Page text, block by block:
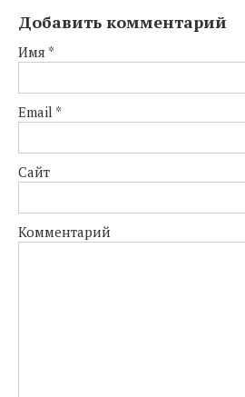
Добавить комментарий
Имя *
Email *
Сайт
Комментарий